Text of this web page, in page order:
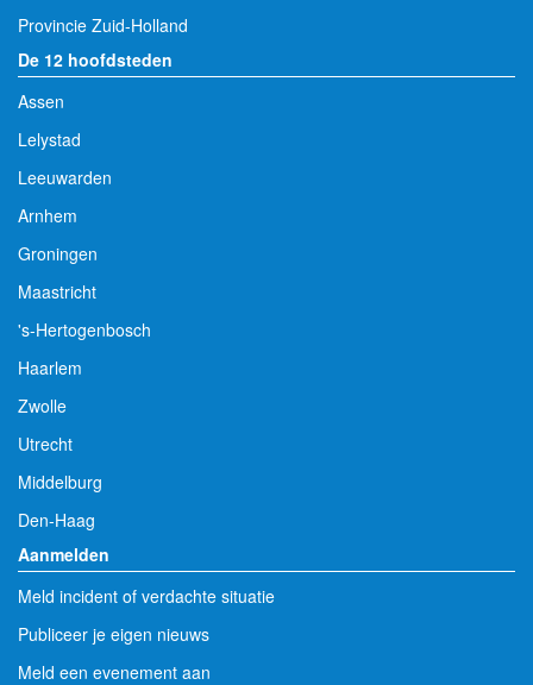
Provincie Zuid-Holland
De 12 hoofdsteden
Assen
Lelystad
Leeuwarden
Arnhem
Groningen
Maastricht
's-Hertogenbosch
Haarlem
Zwolle
Utrecht
Middelburg
Den-Haag
Aanmelden
Meld incident of verdachte situatie
Publiceer je eigen nieuws
Meld een evenement aan